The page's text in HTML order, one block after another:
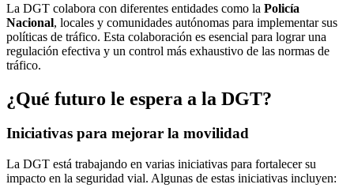
La DGT colabora con diferentes entidades como la Policía
Nacional, locales y comunidades autónomas para implementar sus
políticas de tráfico. Esta colaboración es esencial para lograr una
regulación efectiva y un control más exhaustivo de las normas de
tráfico.
¿Qué futuro le espera a la DGT?
Iniciativas para mejorar la movilidad
La DGT está trabajando en varias iniciativas para fortalecer su
impacto en la seguridad vial. Algunas de estas iniciativas incluyen: